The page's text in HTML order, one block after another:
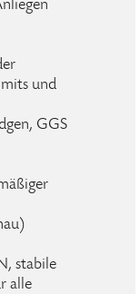
und
GGS
stabile
alle